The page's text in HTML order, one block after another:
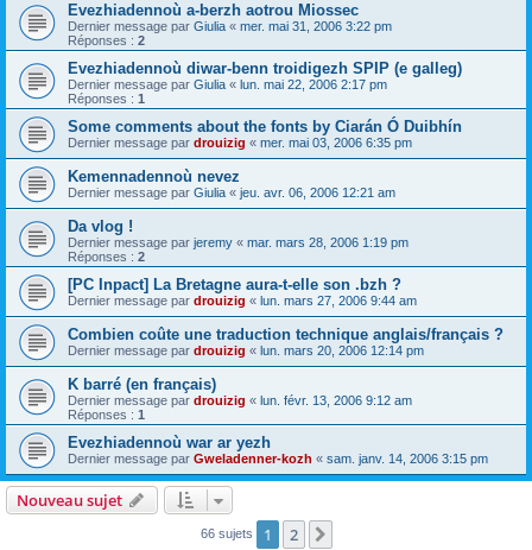
Evezhiadennoù a-berzh aotrou Miossec
Dernier message par Giulia « mer. mai 31, 2006 3:22 pm
Réponses : 2
Evezhiadennoù diwar-benn troidigezh SPIP (e galleg)
Dernier message par Giulia « lun. mai 22, 2006 2:17 pm
Réponses : 1
Some comments about the fonts by Ciarán Ó Duibhín
Dernier message par drouizig « mer. mai 03, 2006 6:35 pm
Kemennadennoù nevez
Dernier message par Giulia « jeu. avr. 06, 2006 12:21 am
Da vlog !
Dernier message par jeremy « mar. mars 28, 2006 1:19 pm
Réponses : 2
[PC Inpact] La Bretagne aura-t-elle son .bzh ?
Dernier message par drouizig « lun. mars 27, 2006 9:44 am
Combien coûte une traduction technique anglais/français ?
Dernier message par drouizig « lun. mars 20, 2006 12:14 pm
K barré (en français)
Dernier message par drouizig « lun. févr. 13, 2006 9:12 am
Réponses : 1
Evezhiadennoù war ar yezh
Dernier message par Gweladenner-kozh « sam. janv. 14, 2006 3:15 pm
Nouveau sujet
66 sujets 1 2